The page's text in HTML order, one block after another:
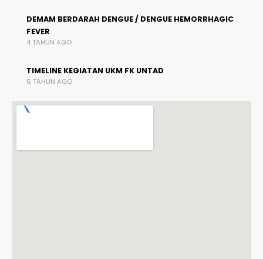
DEMAM BERDARAH DENGUE / DENGUE HEMORRHAGIC
FEVER
4 TAHUN AGO
TIMELINE KEGIATAN UKM FK UNTAD
6 TAHUN AGO